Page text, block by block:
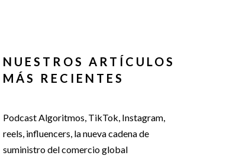
NUESTROS ARTÍCULOS
MÁS RECIENTES
Podcast Algoritmos, TikTok, Instagram,
reels, influencers, la nueva cadena de
suministro del comercio global